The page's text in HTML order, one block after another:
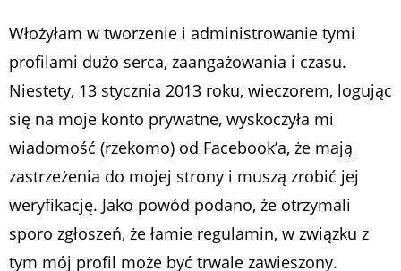
Włożyłam w tworzenie i administrowanie tymi
profilami dużo serca, zaangażowania i czasu.
Niestety, 13 stycznia 2013 roku, wieczorem, logując
się na moje konto prywatne, wyskoczyła mi
wiadomość (rzekomo) od Facebook’a, że mają
zastrzeżenia do mojej strony i muszą zrobić jej
weryfikację. Jako powód podano, że otrzymali
sporo zgłoszeń, że łamie regulamin, w związku z
tym mój profil może być trwale zawieszony.